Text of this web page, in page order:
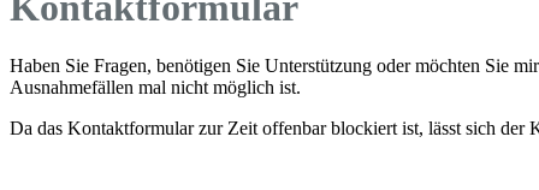
Haben Sie Fragen, benötigen Sie Unterstützung oder möchten Sie
Ausnahmefällen mal nicht möglich ist.
Da das Kontaktformular zur Zeit offenbar blockiert ist, lässt sich